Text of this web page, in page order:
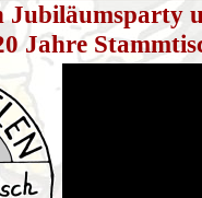
Jubiläumsparty
Jahre